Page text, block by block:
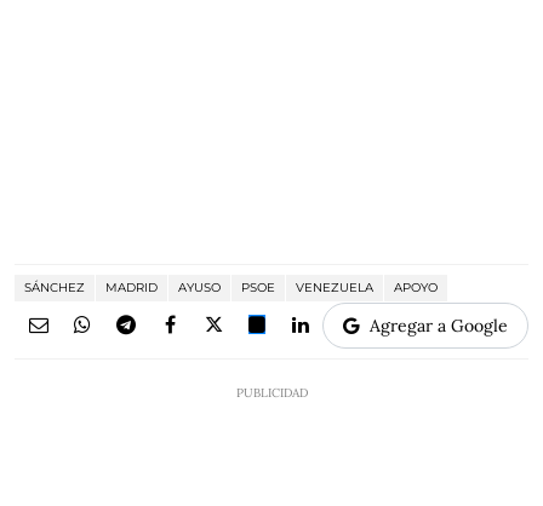
SÁNCHEZ MADRID AYUSO PSOE VENEZUELA APOYO
Agregar a Google